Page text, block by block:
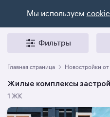
Мы используем
Фильтры
Главная страница Новостройки
Жилые комплексы
1 ЖК